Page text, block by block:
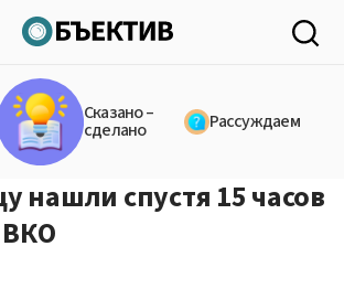
Сказано –
сделано Рассуждаем
нашли спустя 15 часов
ВКО